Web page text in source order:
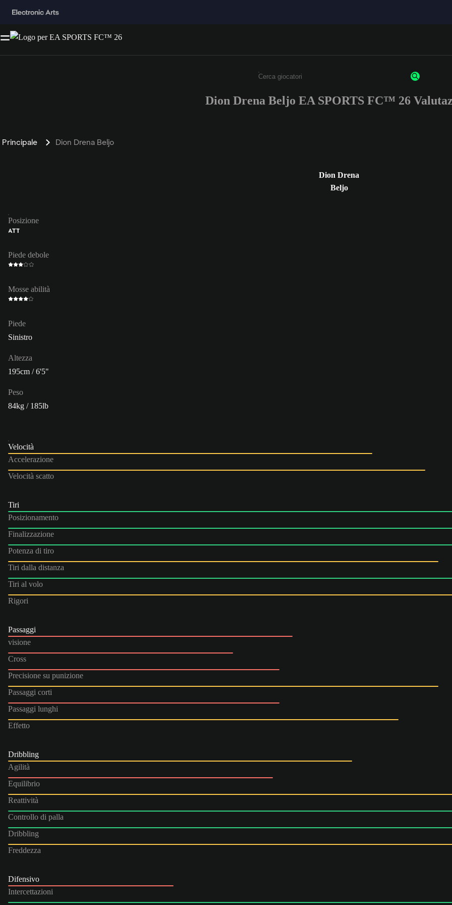
Inserisci un minimo di 3 caratteri o numeri.
Dion Drena Beljo EA SPORTS FC™ 26
Principale Dion Drena Beljo
Dion Drena
Beljo
Posizione
ATT
Piede debole
Mosse abilità
Piede
Sinistro
Altezza
195cm / 6'5"
Peso
84kg / 185lb
Velocità
Accelerazione
Velocità scatto
Tiri
Posizionamento
Finalizzazione
Potenza di tiro
Tiri dalla distanza
Tiri al volo
Rigori
Passaggi
visione
Cross
Precisione su punizione
Passaggi corti
Passaggi lunghi
Effetto
Dribbling
Agilità
Equilibrio
Reattività
Controllo di palla
Dribbling
Freddezza
Difensivo
Intercettazioni